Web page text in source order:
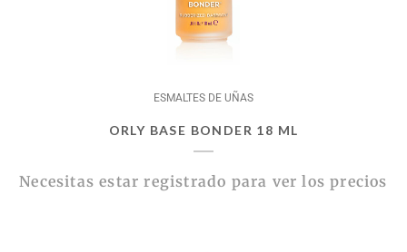
ESMALTES DE UÑAS
ORLY BASE BONDER 18 ML
Necesitas estar registrado para ver los precios